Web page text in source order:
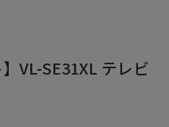
VL-SE31XL テレビ